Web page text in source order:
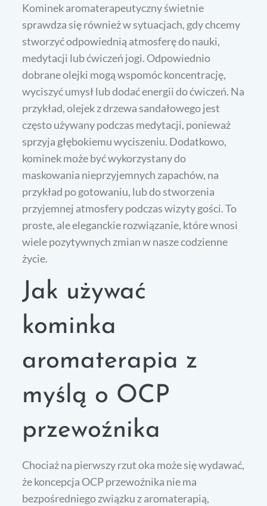
Kominek aromaterapeutyczny świetnie
sprawdza się również w sytuacjach, gdy chcemy
stworzyć odpowiednią atmosferę do nauki,
medytacji lub ćwiczeń jogi. Odpowiednio
dobrane olejki mogą wspomóc koncentrację,
wyciszyć umysł lub dodać energii do ćwiczeń. Na
przykład, olejek z drzewa sandałowego jest
często używany podczas medytacji, ponieważ
sprzyja głębokiemu wyciszeniu. Dodatkowo,
kominek może być wykorzystany do
maskowania nieprzyjemnych zapachów, na
przykład po gotowaniu, lub do stworzenia
przyjemnej atmosfery podczas wizyty gości. To
proste, ale eleganckie rozwiązanie, które wnosi
wiele pozytywnych zmian w nasze codzienne
życie.
Jak używać
kominka
aromaterapia z
myślą o OCP
przewoźnika
Chociaż na pierwszy rzut oka może się wydawać,
że koncepcja OCP przewoźnika nie ma
bezpośredniego związku z aromaterapią,